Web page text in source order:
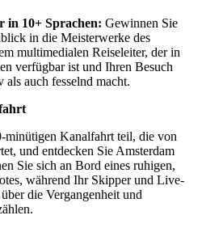
in 10+ Sprachen: Gewinnen Sie
in die Meisterwerke des
multimedialen Reiseleiter, der in
verfügbar ist und Ihren Besuch
auch fesselnd macht.
minütigen Kanalfahrt teil, die von
und entdecken Sie Amsterdam
Sie sich an Bord eines ruhigen,
während Ihr Skipper und Live-
die Vergangenheit und